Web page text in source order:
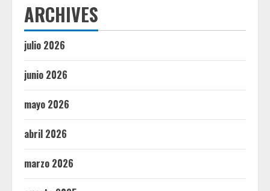
ARCHIVES
julio 2026
junio 2026
mayo 2026
abril 2026
marzo 2026